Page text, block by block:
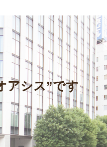
アシス”です